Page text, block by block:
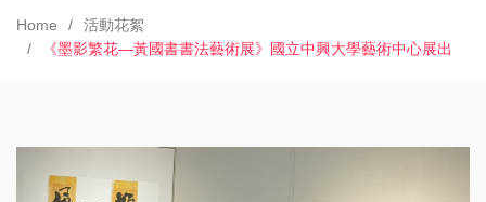
Home
活動花絮
《墨影繁花—黃國書書法藝術展》國立中興大學藝術中心展出